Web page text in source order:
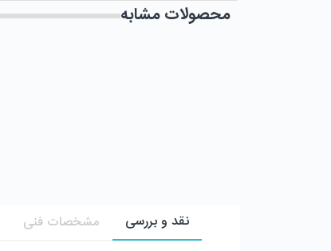
محصولات مشابه
نقد و بررسی مشخصات فنی